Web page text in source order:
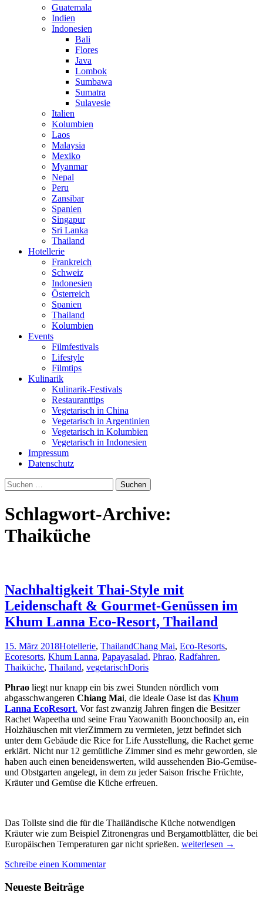
Guatemala
Indien
Indonesien
Bali
Flores
Java
Lombok
Sumbawa
Sumatra
Sulavesie
Italien
Kolumbien
Laos
Malaysia
Mexiko
Myanmar
Nepal
Peru
Zansibar
Spanien
Singapur
Sri Lanka
Thailand
Hotellerie
Frankreich
Schweiz
Indonesien
Österreich
Spanien
Thailand
Kolumbien
Events
Filmfestivals
Lifestyle
Filmtips
Kulinarik
Kulinarik-Festivals
Restauranttips
Vegetarisch in China
Vegetarisch in Argentinien
Vegetarisch in Kolumbien
Vegetarisch in Indonesien
Impressum
Datenschutz
Suchen
nach:
Schlagwort-Archive:
Thaiküche
Nachhaltigkeit Thai-Style mit
Leidenschaft & Gourmet-Genüssen im
Khum Lanna Eco-Resort, Thailand
15. März 2018Hotellerie, ThailandChang Mai, Eco-Resorts,
Ecoresorts, Khum Lanna, Papayasalad, Phrao, Radfahren,
Thaiküche, Thailand, vegetarischDoris
Phrao liegt nur knapp ein bis zwei Stunden nördlich vom
abgasschwangeren Chiang Mai, die ideale Oase ist das Khum
Lanna EcoResort. Vor fast zwanzig Jahren fingen die Besitzer
Rachet Wapeetha und seine Frau Yaowanith Boonchoosilp an, ein
Holzhäuschen mit vierZimmern zu vermieten, jetzt befindet sich
unter dem Gebäude die Rice for Life Ausstellung, die Rachet gerne
erklärt. Nicht nur 12 gemütliche Zimmer sind es mehr geworden, sie
haben auch einen beneidenswerten, wild aussehenden Bio-Gemüse-
und Obstgarten angelegt, in dem zu jeder Saison frische Früchte,
Kräuter und Gemüse die Küche erfreuen.
Das Tollste sind die für die Thailändische Küche notwendigen
Kräuter wie zum Beispiel Zitronengras und Bergamottblätter, die bei
Europäischen Temperaturen gar nicht sprießen. Nachhaltigkeit
weiterlesen →
Schreibe einen Kommentar
Neueste Beiträge